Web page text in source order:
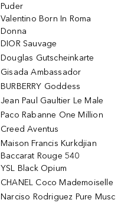
Puder
Valentino Born In Roma
Donna
DIOR Sauvage
Douglas Gutscheinkarte
Gisada Ambassador
BURBERRY Goddess
Jean Paul Gaultier Le Male
Paco Rabanne One Million
Creed Aventus
Maison Francis Kurkdjian
Baccarat Rouge 540
YSL Black Opium
CHANEL Coco Mademoiselle
Narciso Rodriguez Pure Musc